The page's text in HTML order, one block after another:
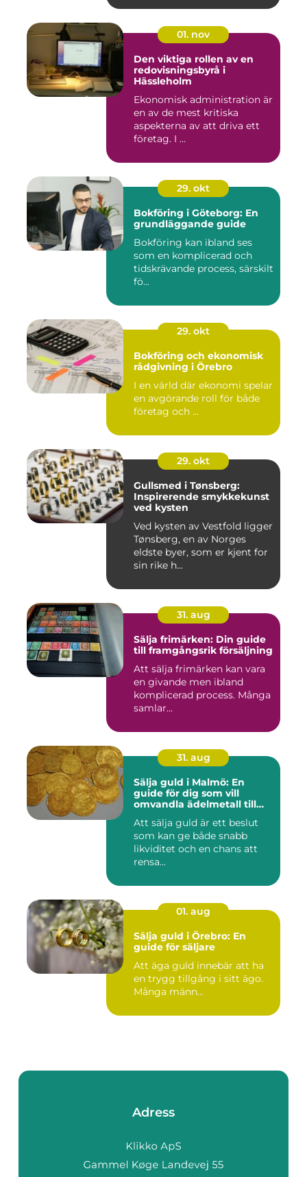
01. nov
Den viktiga rollen av en
redovisningsbyrå i
Hässleholm
Ekonomisk administration är
en av de mest kritiska
aspekterna av att driva ett
företag. I ...
29. okt
Bokföring i Göteborg: En
grundläggande guide
Bokföring kan ibland ses
som en komplicerad och
tidskrävande process, särskilt
fö...
29. okt
Bokföring och ekonomisk
rådgivning i Örebro
I en värld där ekonomi spelar
en avgörande roll för både
företag och ...
29. okt
Gullsmed i Tønsberg:
Inspirerende smykkekunst
ved kysten
Ved kysten av Vestfold ligger
Tønsberg, en av Norges
eldste byer, som er kjent for
sin rike h...
31. aug
Sälja frimärken: Din guide
till framgångsrik försäljning
Att sälja frimärken kan vara
en givande men ibland
komplicerad process. Många
samlar...
31. aug
Sälja guld i Malmö: En
guide för dig som vill
omvandla ädelmetall till
Att sälja guld är ett beslut
som kan ge både snabb
likviditet och en chans att
rensa...
01. aug
Sälja guld i Örebro: En
guide för säljare
Att äga guld innebär att ha
en trygg tillgång i sitt ägo.
Många männ...
Adress